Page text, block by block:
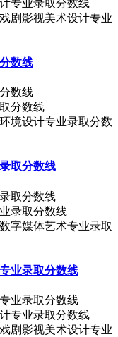
剧影视美术设计专业
数线
数线
境设计专业录取分数
取分数线
取分数线
字媒体艺术专业录取
业录取分数线
业录取分数线
剧影视美术设计专业